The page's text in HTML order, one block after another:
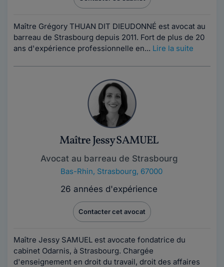
Maître Grégory THUAN DIT DIEUDONNÉ est avocat au
barreau de Strasbourg depuis 2011. Fort de plus de 20
ans d'expérience professionnelle en... Lire la suite
Maître Jessy SAMUEL
Avocat au barreau de Strasbourg
Bas-Rhin, Strasbourg, 67000
26 années d'expérience
Contacter cet avocat
Maître Jessy SAMUEL est avocate fondatrice du
cabinet Odarnis, à Strasbourg. Chargée
d'enseignement en droit du travail, droit des affaires